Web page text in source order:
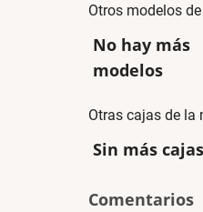
Otros modelos
No hay más
modelos
Otras cajas de la
Sin más cajas
Comentarios